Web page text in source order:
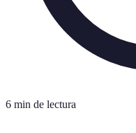
6 min de lectura